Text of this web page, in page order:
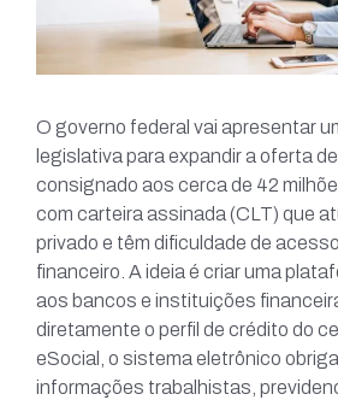
O governo federal vai apresentar
legislativa para expandir a oferta
consignado aos cerca de 42
com carteira assinada (CLT) que
privado e têm dificuldade de
financeiro. A ideia é criar uma
aos bancos e instituições
diretamente o perfil de crédito do
eSocial, o sistema eletrônico
informações trabalhistas,